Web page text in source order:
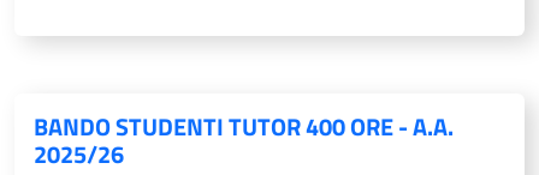
BANDO STUDENTI TUTOR 400 ORE - A.A.
2025/26